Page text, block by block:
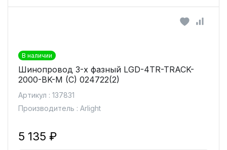
В наличии
Шинопровод 3-х фазный LGD-4TR-TRACK-
2000-BK-M (C) 024722(2)
Артикул : 137831
Производитель : Arlight
5 135 ₽